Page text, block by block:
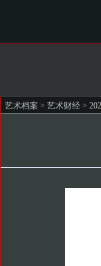
艺术档案 > 艺术财经 >